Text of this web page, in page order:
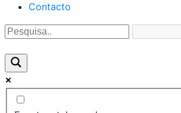
Contacto